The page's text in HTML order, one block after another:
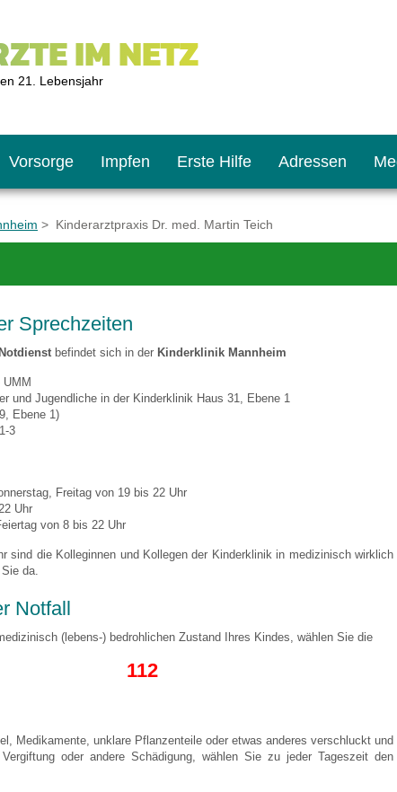
IM NETZ
21. Lebensjahr
Vorsorge Impfen Erste Hilfe Adressen
Bildschirmmediengebrauch
gestalten
> Kinderarztpraxis Dr. med. Martin Teich
Sprechzeiten
befindet sich in der Kinderklinik Mannheim
und Jugendliche in der Kinderklinik Haus 31, Ebene 1
Ebene 1)
3
Freitag von 19 bis 22 Uhr
Uhr
von 8 bis 22 Uhr
sind die Kolleginnen und Kollegen der Kinderklinik in medizinisch wirklich
da.
Notfall
(lebens-) bedrohlichen Zustand Ihres Kindes, wählen Sie die
112
Medikamente, unklare Pflanzenteile oder etwas anderes verschluckt und
oder andere Schädigung, wählen Sie zu jeder Tageszeit den